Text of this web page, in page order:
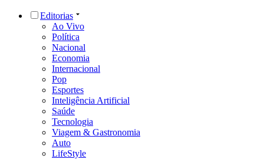
Editorias
Ao Vivo
Política
Nacional
Economia
Internacional
Pop
Esportes
Inteligência Artificial
Saúde
Tecnologia
Viagem & Gastronomia
Auto
LifeStyle